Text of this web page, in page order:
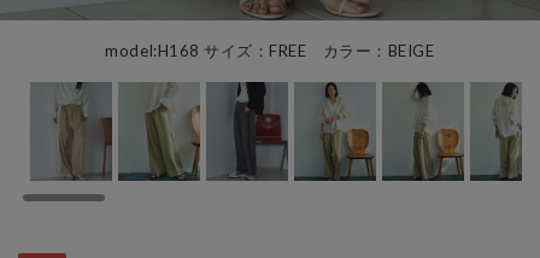
model:H168 サイズ：FREE カラー：BEIGE